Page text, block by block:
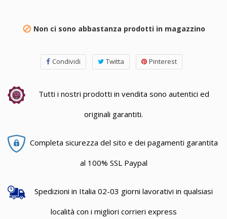
 Non ci sono abbastanza prodotti in magazzino
Condividi Twitta Pinterest
Tutti i nostri prodotti in vendita sono autentici ed
originali garantiti.
Completa sicurezza del sito e dei pagamenti garantita
al 100% SSL Paypal
Spedizioni in Italia 02-03 giorni lavorativi in qualsiasi
località con i migliori corrieri express